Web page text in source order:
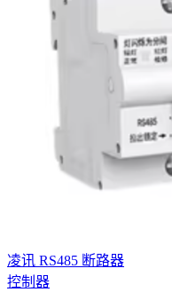
凌讯 RS485 断路器
控制器